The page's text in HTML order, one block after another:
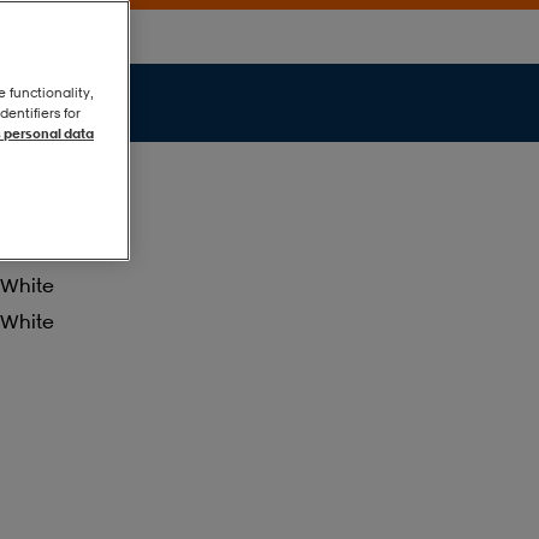
White
White
functionality,
for
personal data